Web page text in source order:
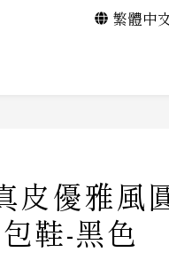
繁體中
皮優雅風
鞋-黑色